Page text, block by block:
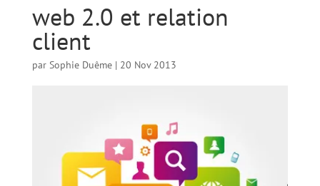
web 2.0 et relation
client
par Sophie Duême| 20 Nov 2013